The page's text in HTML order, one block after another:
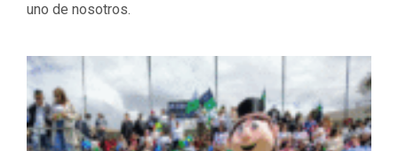
uno de nosotros.